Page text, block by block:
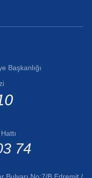
Başkanlığı
74
Bulvarı No:7/B Edremit /